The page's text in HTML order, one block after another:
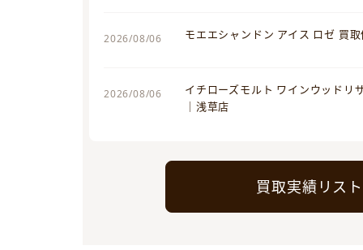
2026/08/06 モエエシャンドン アイス ロゼ 買
2026/08/06
イチローズモルト ワインウッドリ
｜浅草店
買取実績リスト